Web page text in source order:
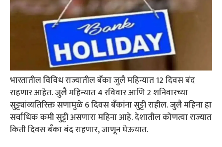
भारतातील विविध राज्यातील बँका जुलै महिन्यात 12 दिवस बंद
राहणार आहेत. जुलै महिन्यात 4 रविवार आणि 2 शनिवारच्या
सुट्ट्यांव्यतिरिक्त सणामुळे 6 दिवस बँकांना सुट्टी राहील. जुलै महिना हा
सर्वाधिक कमी सुट्टी असणारा महिना आहे. देशातील कोणत्या राज्यात
किती दिवस बँका बंद राहणार, जाणून घेऊयात.